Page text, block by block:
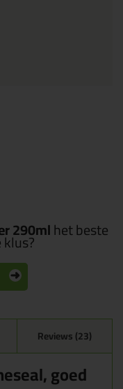
290mlhet beste
Reviews (23)
goed